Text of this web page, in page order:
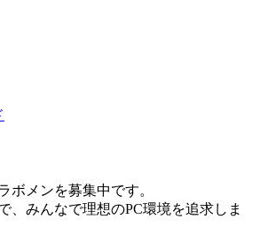
ボメンを募集中です。
、みんなで理想のPC環境を追求しま